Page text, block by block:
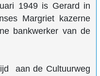
1949 is Gerard in
Margriet kazerne
bankwerker van de
aan de Cultuurweg